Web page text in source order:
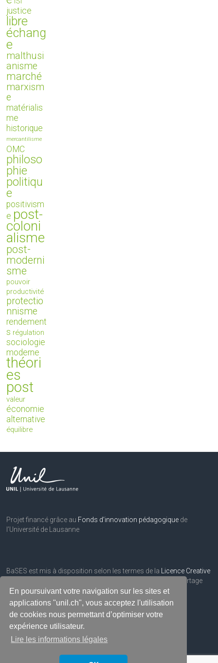
En poursuivant votre navigation sur les sites et
applications "unil.ch", vous acceptez l'utilisation
de cookies nous permettant d’optimiser votre
expérience utilisateur.
Lire les informations légales
justice
libre
échang
e
malthusi
anisme
marché
marxism
e
matérialis
me
historique
mercantilisme
OMC
philoso
phie
politiqu
e
positivism
e post-
coloni
alisme
post-
moderni
sme
pouvoir
productivité
protectio
nnisme
rendement
s régulation
sociologie
moderne
théori
es
post
valeur
économie
alternative
équilibre
Projet financé grâce au Fonds d’innovation pédagogique de
l’Université de Lausanne
BaSES est mis à disposition selon les termes de la Licence Creative
– Pas d’utilisation commerciale – Partage
dans les mêmes conditions 3.0 Suisse.